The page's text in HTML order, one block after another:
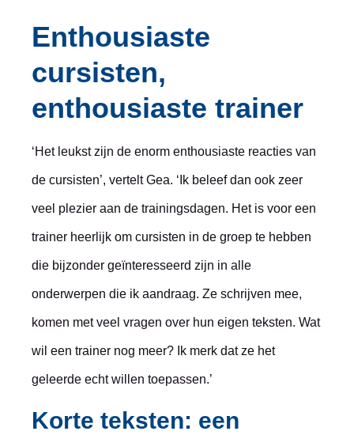
Enthousiaste
cursisten,
enthousiaste trainer
‘Het leukst zijn de enorm enthousiaste reacties van
de cursisten’, vertelt Gea. ‘Ik beleef dan ook zeer
veel plezier aan de trainingsdagen. Het is voor een
trainer heerlijk om cursisten in de groep te hebben
die bijzonder geïnteresseerd zijn in alle
onderwerpen die ik aandraag. Ze schrijven mee,
komen met veel vragen over hun eigen teksten. Wat
wil een trainer nog meer? Ik merk dat ze het
geleerde echt willen toepassen.’
Korte teksten: een